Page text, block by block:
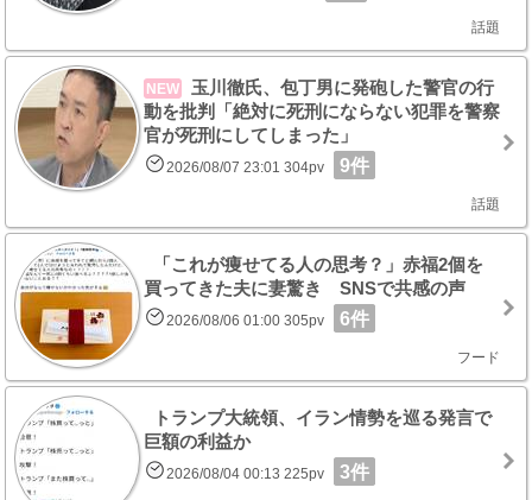
話題
NEW
玉川徹氏、包丁男に発砲した警官の行
動を批判「絶対に死刑にならない犯罪を警察
官が死刑にしてしまった」
2026/08/07 23:01 304pv 9件
話題
「これが痩せてる人の思考？」赤福2個を
買ってきた夫に妻驚き SNSで共感の声
2026/08/06 01:00 305pv 6件
フード
トランプ大統領、イラン情勢を巡る発言で
巨額の利益か
2026/08/04 00:13 225pv 3件